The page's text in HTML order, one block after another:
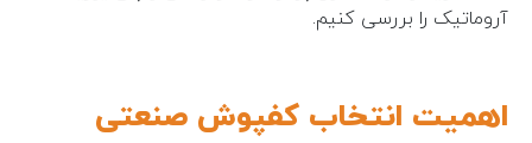
آروماتیک را بررسی کنیم.
اهمیت انتخاب کفپوش صنعتی